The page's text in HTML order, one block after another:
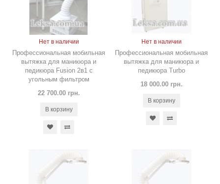
Нет в наличии
Профессиональная мобильная
вытяжка для маникюра и
педикюра Fusion 2в1 с
угольным фильтром
22 700.00 грн.
В корзину
Нет в наличии
Профессиональная мобильная
вытяжка для маникюра и
педикюра Turbo
18 000.00 грн.
В корзину